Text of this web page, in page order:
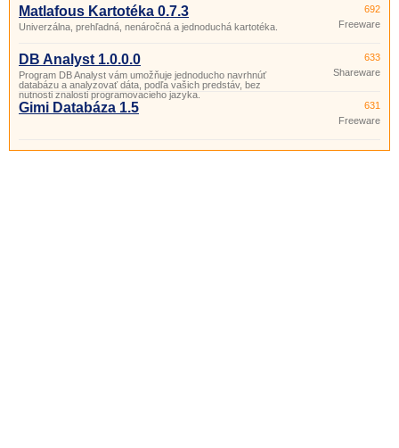
Matlafous Kartotéka 0.7.3
Univerzálna, prehľadná, nenáročná a jednoduchá kartotéka.
692
Freeware
DB Analyst 1.0.0.0
Program DB Analyst vám umožňuje jednoducho navrhnúť
databázu a analyzovať dáta, podľa vašich predstáv, bez
nutnosti znalosti programovacieho jazyka.
633
Shareware
Gimi Databáza 1.5
631
Freeware